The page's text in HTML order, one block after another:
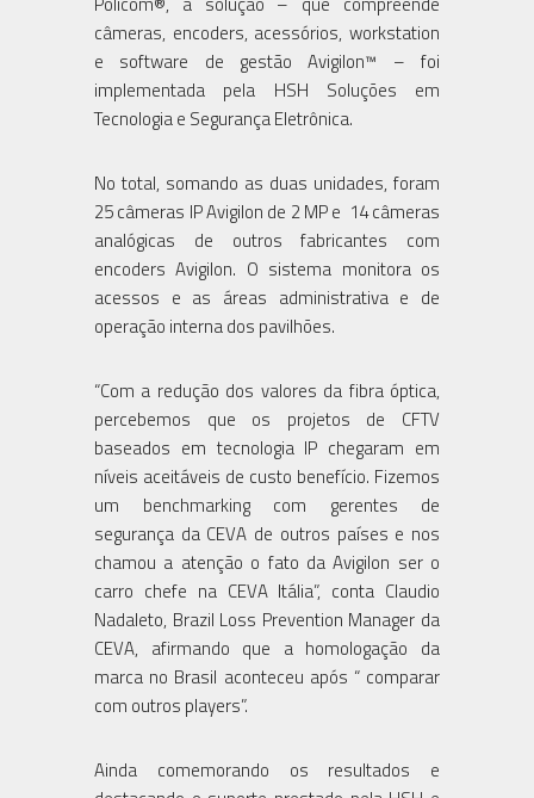
câmeras, encoders, acessórios, workstation
e software de gestão Avigilon™ – foi
implementada pela HSH Soluções em
Tecnologia e Segurança Eletrônica.
No total, somando as duas unidades, foram
25 câmeras IP Avigilon de 2 MP e 14 câmeras
analógicas de outros fabricantes com
encoders Avigilon. O sistema monitora os
acessos e as áreas administrativa e de
operação interna dos pavilhões.
“Com a redução dos valores da fibra óptica,
percebemos que os projetos de CFTV
baseados em tecnologia IP chegaram em
níveis aceitáveis de custo benefício. Fizemos
um benchmarking com gerentes de
segurança da CEVA de outros países e nos
chamou a atenção o fato da Avigilon ser o
carro chefe na CEVA Itália”, conta Claudio
Nadaleto, Brazil Loss Prevention Manager da
CEVA, afirmando que a homologação da
marca no Brasil aconteceu após “ comparar
com outros players”.
Ainda comemorando os resultados e